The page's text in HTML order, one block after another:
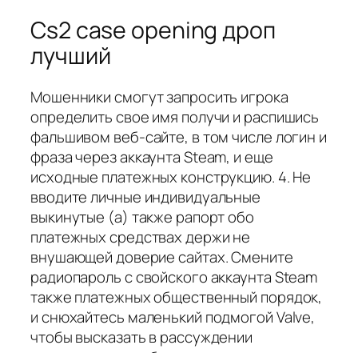
Cs2 case opening дроп
лучший
Мошенники смогут запросить игрока
определить свое имя получи и распишись
фальшивом веб-сайте, в том числе логин и
фраза через аккаунта Steam, и еще
исходные платежных конструкцию. 4. Не
вводите личные индивидуальные
выкинутые (а) также рапорт обо
платежных средствах держи не
внушающей доверие сайтах. Смените
радиопароль с свойского аккаунта Steam
также платежных общественный порядок,
и снюхайтесь маленький подмогой Valve,
чтобы высказать в рассуждении